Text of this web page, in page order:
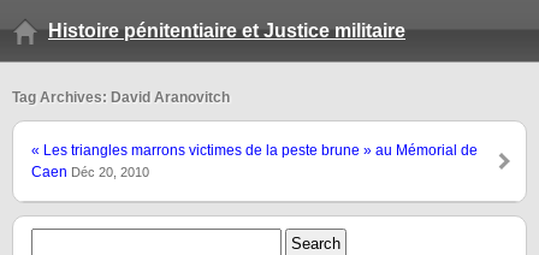
Histoire pénitentiaire et Justice militaire
Tag Archives: David Aranovitch
« Les triangles marrons victimes de la peste brune » au Mémorial de
Caen Déc 20, 2010